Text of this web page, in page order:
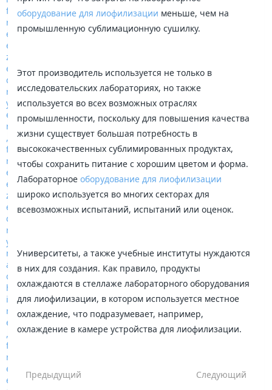
оборудование для лиофилизации меньше, чем на
промышленную сублимационную сушилку.
Этот производитель используется не только в
исследовательских лабораториях, но также
используется во всех возможных отраслях
промышленности, поскольку для повышения качества
жизни существует большая потребность в
высококачественных сублимированных продуктах,
чтобы сохранить питание с хорошим цветом и форма.
Лабораторноеоборудование для лиофилизации
широко используется во многих секторах для
всевозможных испытаний, испытаний или оценок.
Университеты, а также учебные институты нуждаются
в них для создания. Как правило, продукты
охлаждаются в стеллаже лабораторного оборудования
для лиофилизации, в котором используется местное
охлаждение, что подразумевает, например,
охлаждение в камере устройства для лиофилизации.
Предыдущий Следующий